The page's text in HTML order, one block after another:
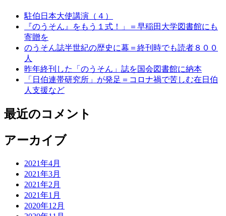
駐伯日本大使講演（４）
『のうそん』をもう１式！」＝早稲田大学図書館にも
寄贈を
のうそん誌半世紀の歴史に幕＝終刊時でも読者８００
人
昨年終刊した「のうそん」誌を国会図書館に納本
「日伯連帯研究所」が発足＝コロナ禍で苦しむ在日伯
人支援など
最近のコメント
アーカイブ
2021年4月
2021年3月
2021年2月
2021年1月
2020年12月